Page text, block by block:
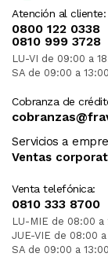
Atención al cliente:
0800 122 0338
0810 999 3728
LU-VI de 09:00 a
SA de 09:00 a 13:00
Cobranza de
Servicios a
Ventas
Venta telefónica:
0810 333 8700
LU-MIE de 08:00 a
JUE-VIE de 08:00
SA de 09:00 a 13:00